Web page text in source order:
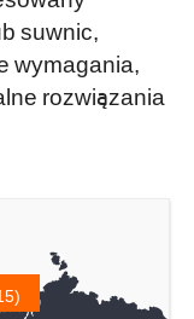
suwnic,
wymagania,
rozwiązania